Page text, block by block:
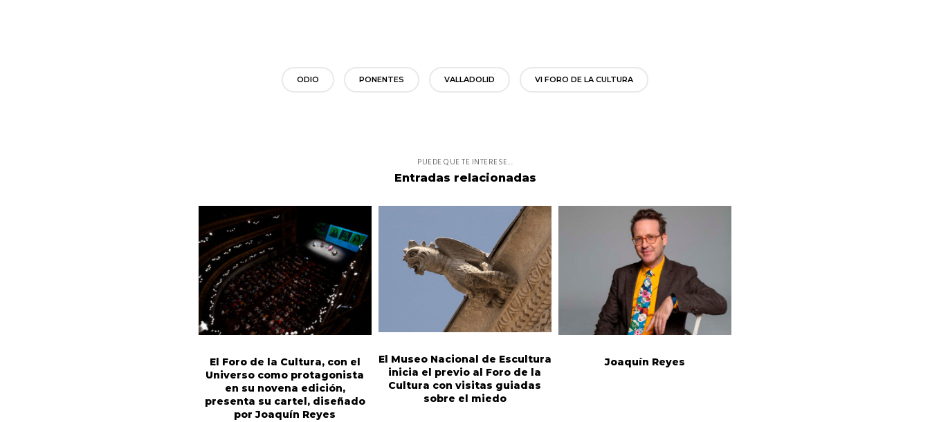
ODIO PONENTES VALLADOLID VI FORO DE LA CULTURA
PUEDE QUE TE INTERESE...
Entradas relacionadas
El Foro de la Cultura, con el
Universo como protagonista
en su novena edición,
presenta su cartel, diseñado
por Joaquín Reyes
El Museo Nacional de Escultura
inicia el previo al Foro de la
Cultura con visitas guiadas
sobre el miedo
Joaquín Reyes